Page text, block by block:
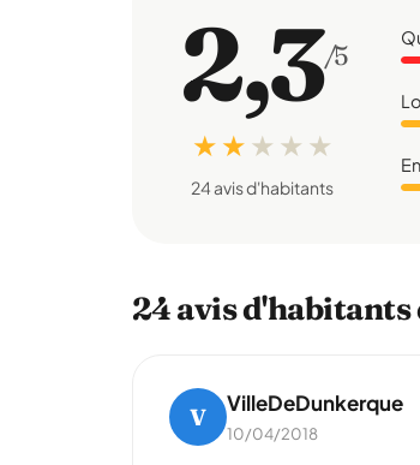
2,3/5
★ ★ ★ ★ ★
24 avis d'habitants
24 avis
V VilleDeDunkerque
10/04/2018